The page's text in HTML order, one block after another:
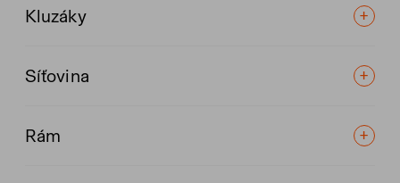
Kluzáky
Síťovina
Rám